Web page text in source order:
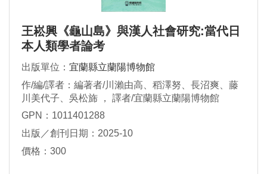
王崧興《龜山島》與漢人社會研究:當代日
本人類學者論考
出版單位： 宜蘭縣立蘭陽博物館
作/編/譯者：編著者/川瀨由高、稻澤努、長沼爽、藤
川美代子、吳松旆 ， 譯者/宜蘭縣立蘭陽博物館
GPN：1011401288
出版／創刊日期：2025-10
價格：300